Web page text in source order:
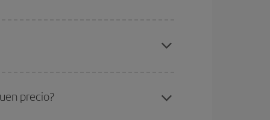
Barcelona-dest
precio?